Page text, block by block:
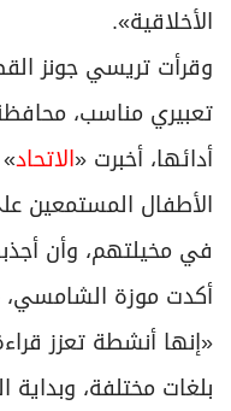
الأخلاقية».
وقرأت تريسي جونز
تعبيري مناسب،
أدائها، أخبرت «الاتحاد»
الأطفال المستمعين
في مخيلتهم، وأن
أكدت موزة الشامسي،
«إنها أنشطة تعزز
بلغات مختلفة،